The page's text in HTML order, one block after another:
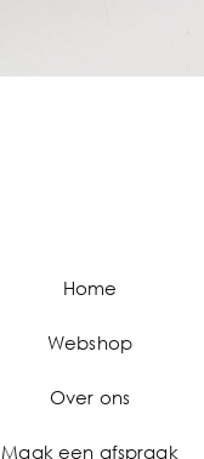
Home
Webshop
Over ons
Maak een afspraak